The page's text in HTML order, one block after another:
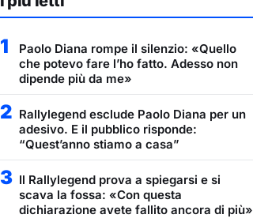
1
Paolo Diana rompe il silenzio: «Quello
che potevo fare l’ho fatto. Adesso non
dipende più da me»
2 Rallylegend esclude Paolo Diana per un
adesivo. E il pubblico risponde:
“Quest’anno stiamo a casa”
3 Il Rallylegend prova a spiegarsi e si
scava la fossa: «Con questa
dichiarazione avete fallito ancora di più»